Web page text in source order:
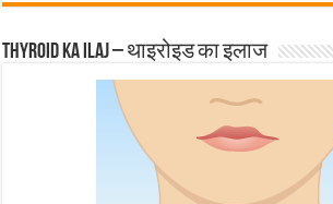
Thyroid ka ilaj – थाइरोइड का इलाज